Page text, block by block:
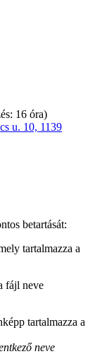
16 óra)
u. 10, 1139
betartását:
tartalmazza a
fájl neve
tartalmazza a
neve